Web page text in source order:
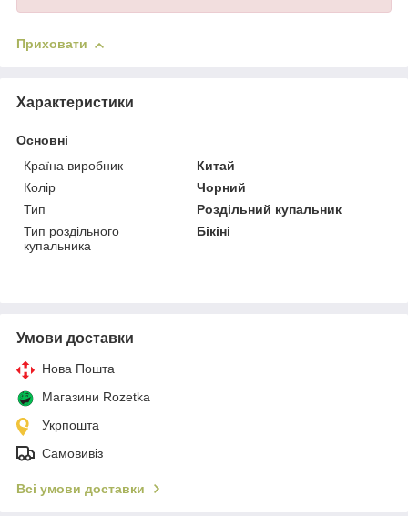
Приховати
Характеристики
Основні
Країна виробник
Китай
Колір
Чорний
Тип
Роздільний купальник
Тип роздільного
купальника
Бікіні
Умови доставки
Нова Пошта
Магазини Rozetka
Укрпошта
Самовивіз
Всі умови доставки